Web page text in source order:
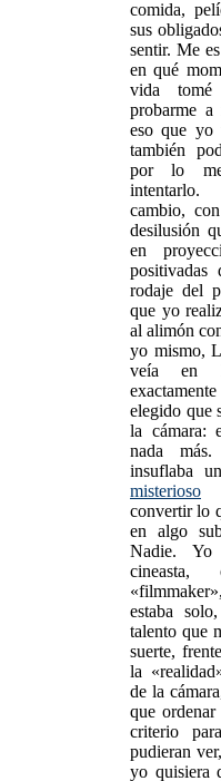
comida,
sus
sentir. Me
en qué
vida
probarme
eso que yo
también
por lo
cambio,
desilusión
en
rodaje del
que yo
al alimón
yo mismo,
veía en
elegido que
la cámara:
nada
insuflaba
misterioso
convertir lo
en algo
Nadie. Yo
cineasta,
estaba
talento que
suerte,
la
de la
que
criterio
pudieran
yo quisiera